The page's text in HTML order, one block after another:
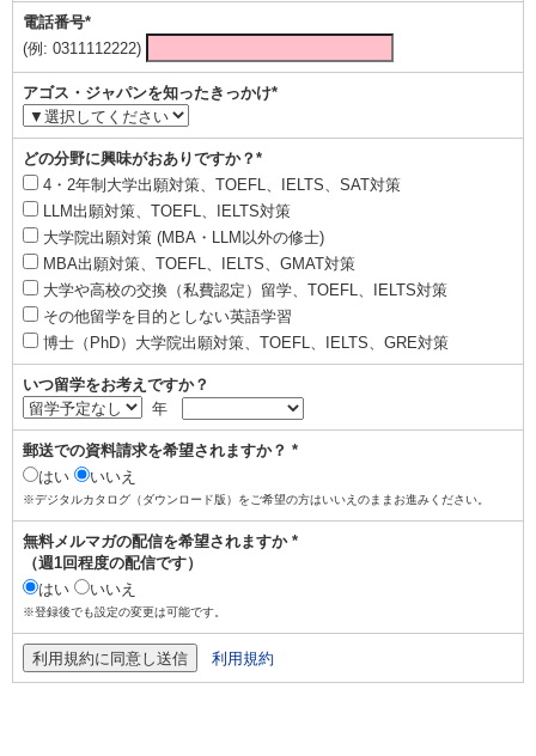
電話番号*
(例: 0311112222)
アゴス・ジャパンを知ったきっかけ*
どの分野に興味がおありですか？*
4・2年制大学出願対策、TOEFL、IELTS、SAT対策
LLM出願対策、TOEFL、IELTS対策
大学院出願対策 (MBA・LLM以外の修士)
MBA出願対策、TOEFL、IELTS、GMAT対策
大学や高校の交換（私費認定）留学、TOEFL、IELTS対策
その他留学を目的としない英語学習
博士（PhD）大学院出願対策、TOEFL、IELTS、GRE対策
いつ留学をお考えですか？
年
郵送での資料請求を希望されますか？ *
はい
いいえ
※デジタルカタログ（ダウンロード版）をご希望の方はいいえのままお進みください。
無料メルマガの配信を希望されますか *
（週1回程度の配信です）
はい
いいえ
※登録後でも設定の変更は可能です。
利用規約